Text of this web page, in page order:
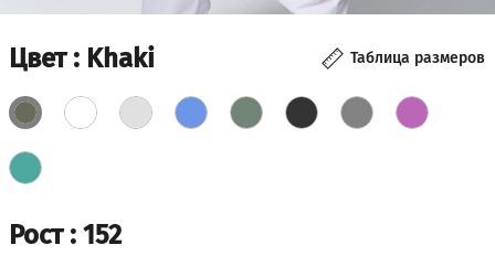
Цвет: Khaki Таблица размеров
Рост: 152